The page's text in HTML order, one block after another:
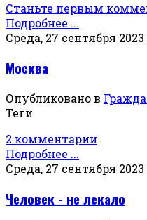
Станьте первым
Подробнее ...
Среда, 27 сентября 2023
Москва
Опубликовано в
Теги
2 комментарии
Подробнее ...
Среда, 27 сентября 2023
Человек - не лекало